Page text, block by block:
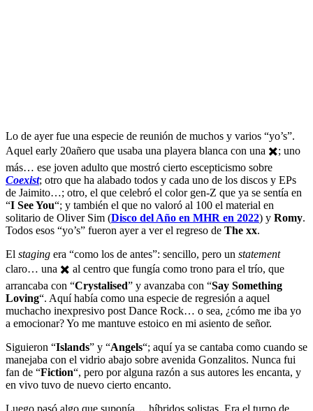
Lo de ayer fue una especie de reunión de muchos y varios “yo’s”.
Aquel early 20añero que usaba una playera blanca con una ✖️; uno
más… ese joven adulto que mostró cierto escepticismo sobre
Coexist; otro que ha alabado todos y cada uno de los discos y EPs
de Jaimito…; otro, el que celebró el color gen-Z que ya se sentía en
“I See You“; y también el que no valoró al 100 el material en
solitario de Oliver Sim (Disco del Año en MHR en 2022) y Romy.
Todos esos “yo’s” fueron ayer a ver el regreso de The xx.
El staging era “como los de antes”: sencillo, pero un statement
claro… una ✖️ al centro que fungía como trono para el trío, que
arrancaba con “Crystalised” y avanzaba con “Say Something
Loving“. Aquí había como una especie de regresión a aquel
muchacho inexpresivo post Dance Rock… o sea, ¿cómo me iba yo
a emocionar? Yo me mantuve estoico en mi asiento de señor.
Siguieron “Islands” y “Angels“; aquí ya se cantaba como cuando se
manejaba con el vidrio abajo sobre avenida Gonzalitos. Nunca fui
fan de “Fiction“, pero por alguna razón a sus autores les encanta, y
en vivo tuvo de nuevo cierto encanto.
Luego pasó algo que suponía… híbridos solistas. Era el turno de